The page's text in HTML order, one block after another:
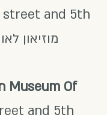
and 5th
Museum Of
and 5th